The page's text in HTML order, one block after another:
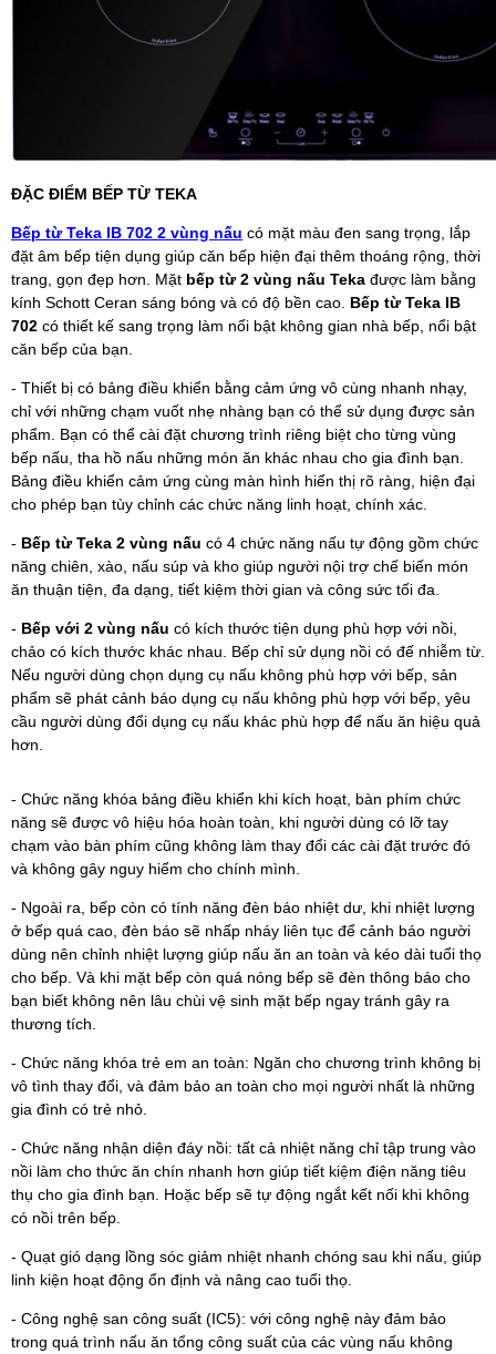
ĐẶC ĐIỂM BẾP TỪ TEKA
Bếp từ Teka IB 702 2 vùng nấu có mặt màu đen sang trọng, lắp
đặt âm bếp tiện dụng giúp căn bếp hiện đại thêm thoáng rộng, thời
trang, gọn đẹp hơn. Mặt bếp từ 2 vùng nấu Teka được làm bằng
kính Schott Ceran sáng bóng và có độ bền cao. Bếp từ Teka IB
702 có thiết kế sang trọng làm nổi bật không gian nhà bếp, nổi bật
căn bếp của bạn.
- Thiết bị có bảng điều khiển bằng cảm ứng vô cùng nhanh nhạy,
chỉ với những chạm vuốt nhẹ nhàng bạn có thể sử dụng được sản
phẩm. Bạn có thể cài đặt chương trình riêng biệt cho từng vùng
bếp nấu, tha hồ nấu những món ăn khác nhau cho gia đình bạn.
Bảng điều khiển cảm ứng cùng màn hình hiển thị rõ ràng, hiện đại
cho phép bạn tùy chỉnh các chức năng linh hoạt, chính xác.
- Bếp từ Teka 2 vùng nấu có 4 chức năng nấu tự động gồm chức
năng chiên, xào, nấu súp và kho giúp người nội trợ chế biến món
ăn thuận tiện, đa dạng, tiết kiệm thời gian và công sức tối đa.
- Bếp với 2 vùng nấu có kích thước tiện dụng phù hợp với nồi,
chảo có kích thước khác nhau. Bếp chỉ sử dụng nồi có đế nhiễm từ.
Nếu người dùng chọn dụng cụ nấu không phù hợp với bếp, sản
phẩm sẽ phát cảnh báo dụng cụ nấu không phù hợp với bếp, yêu
cầu người dùng đổi dụng cụ nấu khác phù hợp để nấu ăn hiệu quả
hơn.
- Chức năng khóa bảng điều khiển khi kích hoạt, bàn phím chức
năng sẽ được vô hiệu hóa hoàn toàn, khi người dùng có lỡ tay
chạm vào bàn phím cũng không làm thay đổi các cài đặt trước đó
và không gây nguy hiểm cho chính mình.
- Ngoài ra, bếp còn có tính năng đèn báo nhiệt dư, khi nhiệt lượng
ở bếp quá cao, đèn báo sẽ nhấp nháy liên tục để cảnh báo người
dùng nên chỉnh nhiệt lượng giúp nấu ăn an toàn và kéo dài tuổi thọ
cho bếp. Và khi mặt bếp còn quá nóng bếp sẽ đèn thông báo cho
bạn biết không nên lâu chùi vệ sinh mặt bếp ngay tránh gây ra
thương tích.
- Chức năng khóa trẻ em an toàn: Ngăn cho chương trình không bị
vô tình thay đổi, và đảm bảo an toàn cho mọi người nhất là những
gia đình có trẻ nhỏ.
- Chức năng nhận diện đáy nồi: tất cả nhiệt năng chỉ tập trung vào
nồi làm cho thức ăn chín nhanh hơn giúp tiết kiệm điện năng tiêu
thụ cho gia đình bạn. Hoặc bếp sẽ tự động ngắt kết nối khi không
có nồi trên bếp.
- Quạt gió dạng lồng sóc giảm nhiệt nhanh chóng sau khi nấu, giúp
linh kiện hoạt động ổn định và nâng cao tuổi thọ.
- Công nghệ san công suất (IC5): với công nghệ này đảm bảo
trong quá trình nấu ăn tổng công suất của các vùng nấu không